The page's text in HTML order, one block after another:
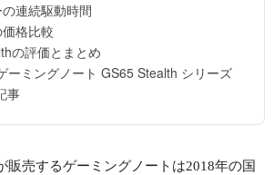
連続駆動時間
格比較
の評価とまとめ
ーミングノート GS65 Stealth シリーズ
事
販売するゲーミングノートは2018年の国